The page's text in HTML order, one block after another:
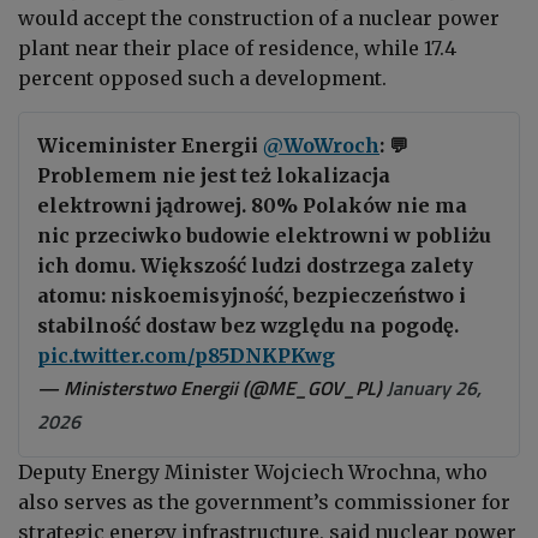
would accept the construction of a nuclear power
plant near their place of residence, while 17.4
percent opposed such a development.
Wiceminister Energii @WoWroch: 💬
Problemem nie jest też lokalizacja
elektrowni jądrowej. 80% Polaków nie ma
nic przeciwko budowie elektrowni w pobliżu
ich domu. Większość ludzi dostrzega zalety
atomu: niskoemisyjność, bezpieczeństwo i
stabilność dostaw bez względu na pogodę.
pic.twitter.com/p85DNKPKwg
— Ministerstwo Energii (@ME_GOV_PL)January 26,
2026
Deputy Energy Minister Wojciech Wrochna, who
also serves as the government’s commissioner for
strategic energy infrastructure, said nuclear power